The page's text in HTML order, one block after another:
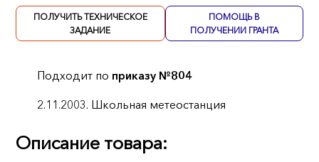
ПОЛУЧИТЬ ТЕХНИЧЕСКОЕ
ЗАДАНИЕ
ПОМОЩЬ В
ПОЛУЧЕНИИ ГРАНТА
Подходит по приказу №804
2.11.2003. Школьная метеостанция
Описание товара: